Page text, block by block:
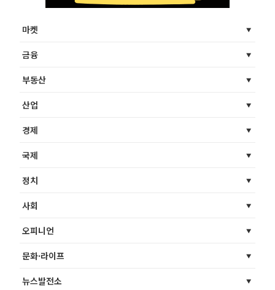
마켓
금융
부동산
산업
경제
국제
정치
사회
오피니언
문화·라이프
뉴스발전소